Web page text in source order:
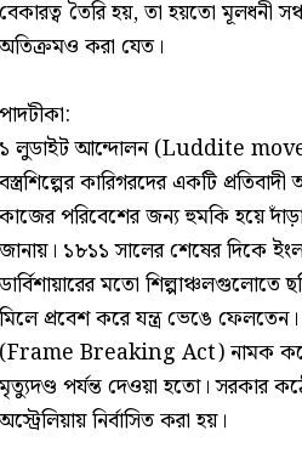
বেকারত্ব তৈরি হয়, তা হয়তো মূলধনী
করা যেত।
পাদটীকা:
১ লুডাইট আন্দোলন (Luddite
কারিগরদের একটি
পরিবেশের জন্য হুমকি হয়ে
জানায়। ১৮১১ সালের শেষের দিকে
মতো শিল্পাঞ্চলগুলোতে
মিলে প্রবেশ করে যন্ত্র ভেঙে ফেলতেন।
(Frame Breaking Act) নামক
পর্যন্ত দেওয়া হতো। সরকার
নির্বাসিত করা হয়।